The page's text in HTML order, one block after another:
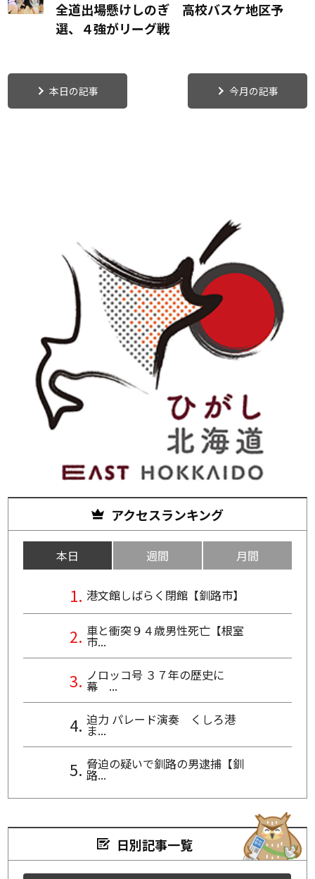
全道出場懸けしのぎ 高校バスケ地区予
選、４強がリーグ戦
本日の記事 今月の記事
アクセスランキング
本日 週間 月間
港文館しばらく閉館【釧路市】
車と衝突９４歳男性死亡【根室
市...
ノロッコ号 ３７年の歴史に
幕 ...
迫力 パレード演奏 くしろ港
ま...
脅迫の疑いで釧路の男逮捕【釧
路...
日別記事一覧